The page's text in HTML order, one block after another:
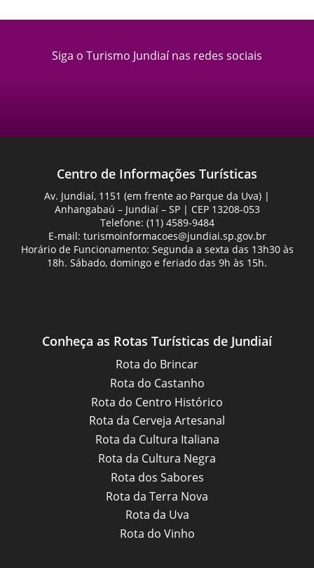
Siga o Turismo Jundiaí nas redes sociais
Conheça as Rotas Turísticas de Jundiaí
Rota do Brincar
Rota do Castanho
Rota do Centro Histórico
Rota da Cerveja Artesanal
Rota da Cultura Italiana
Rota da Cultura Negra
Rota dos Sabores
Rota da Terra Nova
Rota da Uva
Rota do Vinho
Centro de Informações Turísticas
Av. Jundiaí, 1151 (em frente ao Parque da Uva) |
Anhangabaú – Jundiaí – SP | CEP 13208-053
Telefone: (11) 4589-9484
E-mail: turismoinformacoes@jundiai.sp.gov.br
Horário de Funcionamento: Segunda a sexta das 13h30 às
18h. Sábado, domingo e feriado das 9h às 15h.